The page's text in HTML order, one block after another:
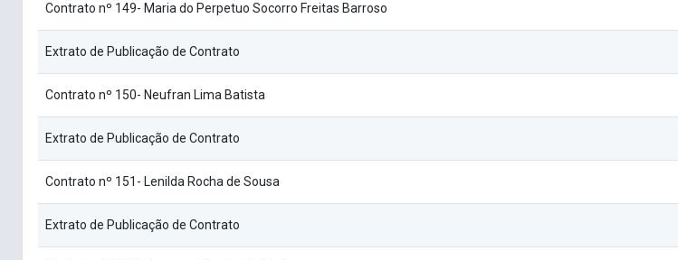
Contrato nº 149- Maria do Perpetuo Socorro Freitas Barroso
Extrato de Publicação de Contrato
Contrato nº 150- Neufran Lima Batista
Extrato de Publicação de Contrato
Contrato nº 151- Lenilda Rocha de Sousa
Extrato de Publicação de Contrato